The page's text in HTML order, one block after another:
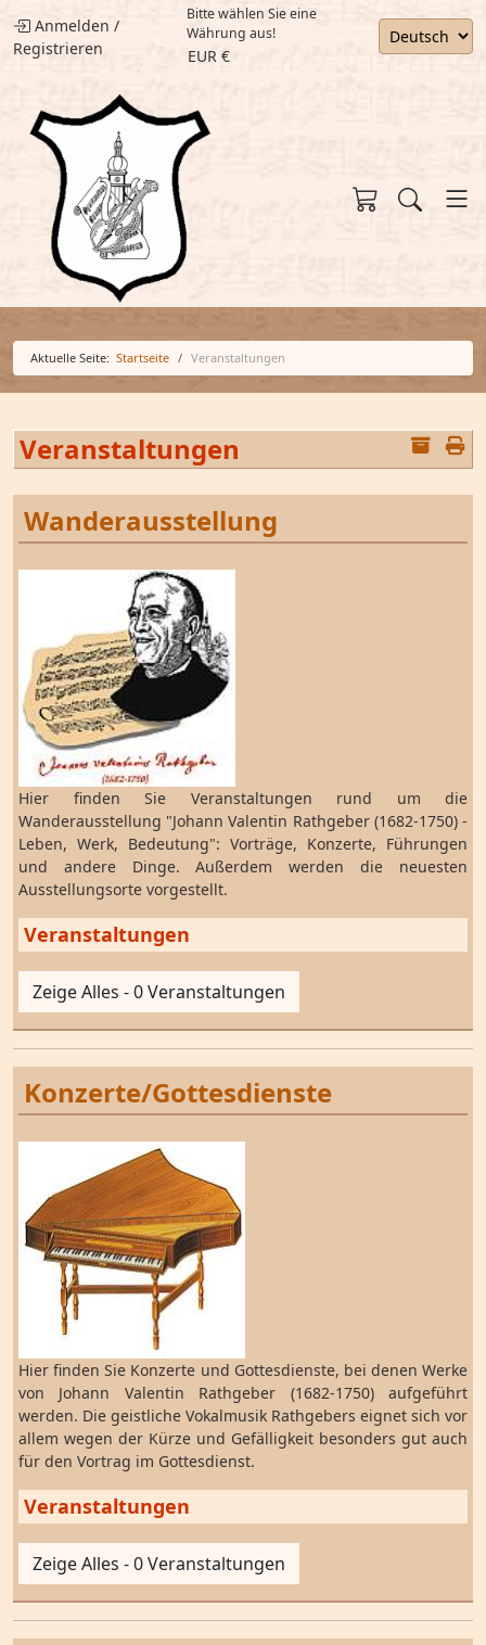
Anmelden /
Registrieren
Bitte wählen Sie eine
Währung aus!
EUR €
Aktuelle Seite: Startseite Veranstaltungen
Veranstaltungen
Wanderausstellung
Hier finden Sie Veranstaltungen rund um die
Wanderausstellung "Johann Valentin Rathgeber (1682-1750) -
Leben, Werk, Bedeutung": Vorträge, Konzerte, Führungen
und andere Dinge. Außerdem werden die neuesten
Ausstellungsorte vorgestellt.
Veranstaltungen
Zeige Alles - 0 Veranstaltungen
Konzerte/Gottesdienste
Hier finden Sie Konzerte und Gottesdienste, bei denen Werke
von Johann Valentin Rathgeber (1682-1750) aufgeführt
werden. Die geistliche Vokalmusik Rathgebers eignet sich vor
allem wegen der Kürze und Gefälligkeit besonders gut auch
für den Vortrag im Gottesdienst.
Veranstaltungen
Zeige Alles - 0 Veranstaltungen